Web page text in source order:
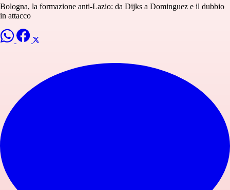
Bologna, la formazione anti-Lazio: da Dijks a Dominguez e il dubbio
in attacco